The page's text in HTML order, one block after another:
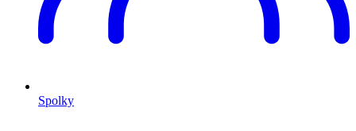
Spolky